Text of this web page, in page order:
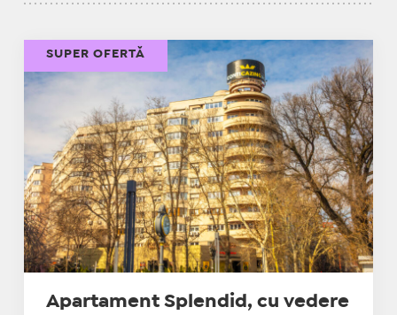
Apartament Splendid, cu vedere
SUPER OFERTĂ